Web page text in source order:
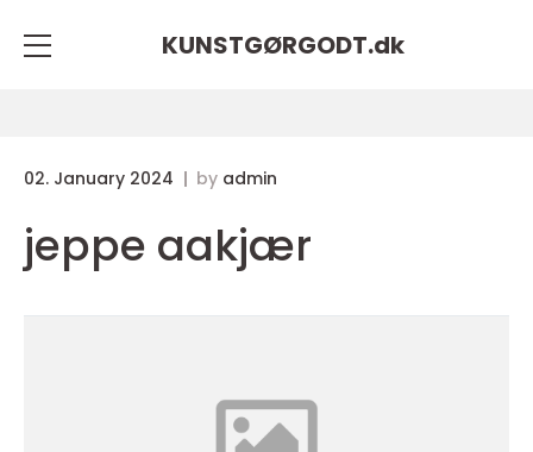
KUNSTGØRGODT.dk
02. January 2024 by admin
jeppe aakjær